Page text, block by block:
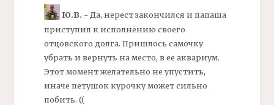
Ю.В. - Да, нерест закончился и папаша
приступил к исполнению своего
отцовского долга. Пришлось самочку
убрать и вернуть на место, в ее аквариум.
Этот момент желательно не упустить,
иначе петушок курочку может сильно
побить. ((